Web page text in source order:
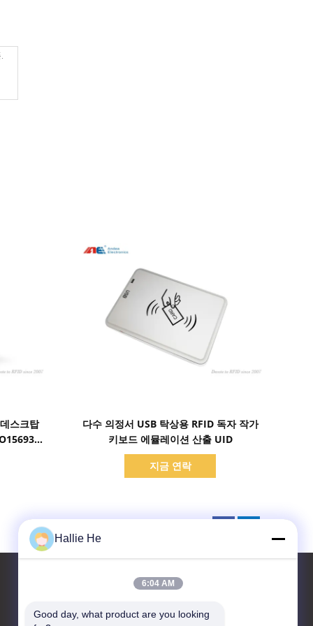
스크탑
다수 의정서 USB 탁상용 RFID 독자 작가
키보드 에뮬레이션 산출 UID
지금 연락
연락처
Hallie He
6:04 AM
Good day, what product are you looking